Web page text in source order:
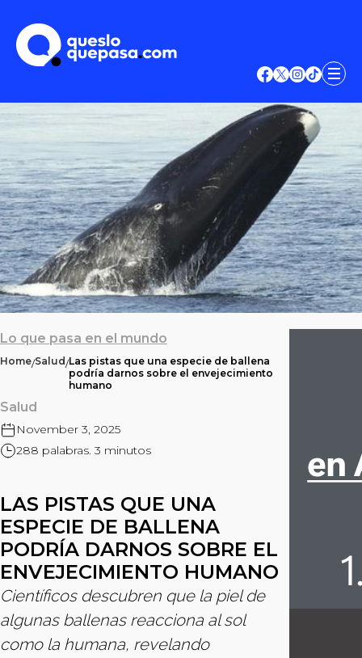
Lo que pasa en el mundo
Home/Salud/Las pistas que una especie de ballena
podría darnos sobre el envejecimiento
humano
Salud
November 3, 2025
288 palabras. 3 minutos
LAS PISTAS QUE UNA
ESPECIE DE BALLENA
PODRÍA DARNOS SOBRE EL
ENVEJECIMIENTO HUMANO
Científicos descubren que la piel de
algunas ballenas reacciona al sol
como la humana, revelando